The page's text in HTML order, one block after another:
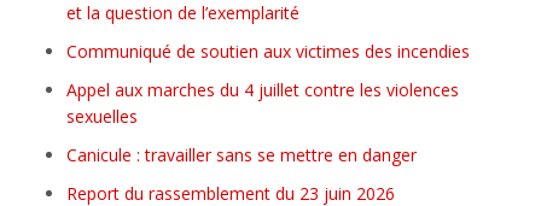
et la question de l’exemplarité
Communiqué de soutien aux victimes des incendies
Appel aux marches du 4 juillet contre les violences
sexuelles
Canicule : travailler sans se mettre en danger
Report du rassemblement du 23 juin 2026